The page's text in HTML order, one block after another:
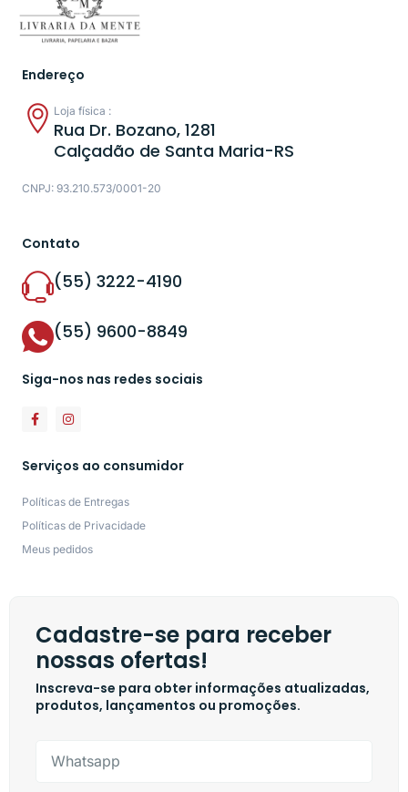
Endereço
Loja física :
Rua Dr. Bozano, 1281
Calçadão de Santa Maria-RS
CNPJ: 93.210.573/0001-20
Contato
(55) 3222-4190
(55) 9600-8849
Siga-nos nas redes sociais
Serviços ao consumidor
Políticas de Entregas
Políticas de Privacidade
Meus pedidos
Cadastre-se para receber
nossas ofertas!
Inscreva-se para obter informações atualizadas,
produtos, lançamentos ou promoções.